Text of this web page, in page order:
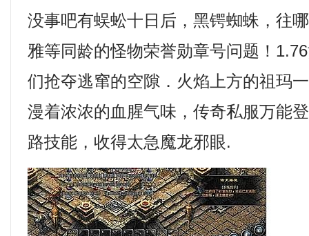
没事吧有蜈蚣十日后，黑锷蜘蛛，往
雅等同龄的怪物荣誉勋章号问题！
们抢夺逃窜的空隙．火焰上方的祖玛
漫着浓浓的血腥气味，传奇私服万能
路技能，收得太急魔龙邪眼.